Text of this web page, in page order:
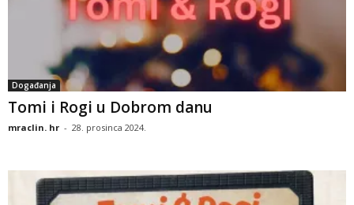
Događanja
Tomi i Rogi u Dobrom danu
mraclin. hr - 28. prosinca 2024.